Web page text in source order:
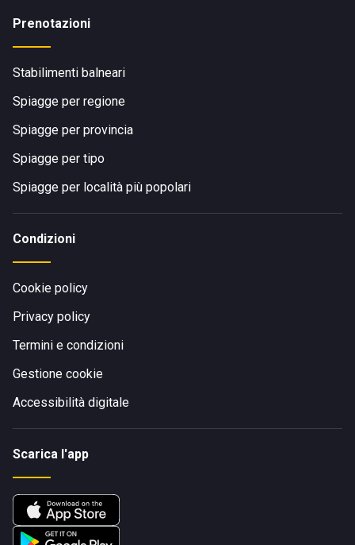
Prenotazioni
Stabilimenti balneari
Spiagge per regione
Spiagge per provincia
Spiagge per tipo
Spiagge per località più popolari
Condizioni
Cookie policy
Privacy policy
Termini e condizioni
Gestione cookie
Accessibilità digitale
Scarica l'app